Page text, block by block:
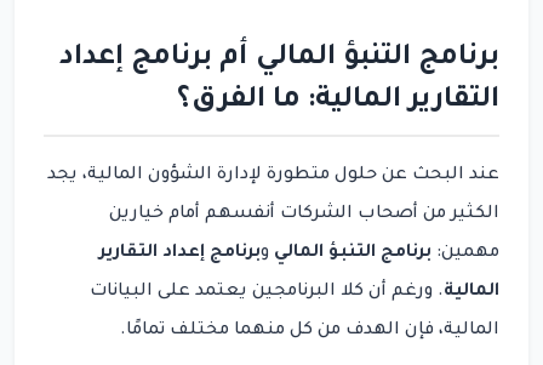
برنامج التنبؤ المالي أم برنامج إعداد
التقارير المالية: ما الفرق؟
عند البحث عن حلول متطورة لإدارة الشؤون المالية، يجد
الكثير من أصحاب الشركات أنفسهم أمام خيارين
مهمين: برنامج التنبؤ المالي وبرنامج إعداد التقارير
المالية. ورغم أن كلا البرنامجين يعتمد على البيانات
المالية، فإن الهدف من كل منهما مختلف تمامًا.